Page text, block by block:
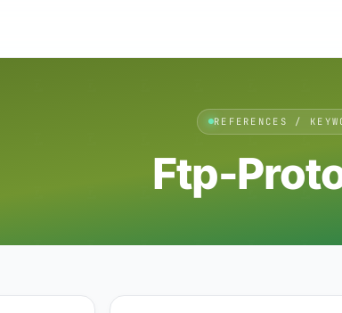
REFERENCES /
Ftp-